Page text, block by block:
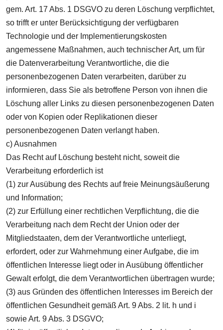
gem. Art. 17 Abs. 1 DSGVO zu deren Löschung verpflichtet,
so trifft er unter Berücksichtigung der verfügbaren
Technologie und der Implementierungskosten
angemessene Maßnahmen, auch technischer Art, um für
die Datenverarbeitung Verantwortliche, die die
personenbezogenen Daten verarbeiten, darüber zu
informieren, dass Sie als betroffene Person von ihnen die
Löschung aller Links zu diesen personenbezogenen Daten
oder von Kopien oder Replikationen dieser
personenbezogenen Daten verlangt haben.
c) Ausnahmen
Das Recht auf Löschung besteht nicht, soweit die
Verarbeitung erforderlich ist
(1) zur Ausübung des Rechts auf freie Meinungsäußerung
und Information;
(2) zur Erfüllung einer rechtlichen Verpflichtung, die die
Verarbeitung nach dem Recht der Union oder der
Mitgliedstaaten, dem der Verantwortliche unterliegt,
erfordert, oder zur Wahrnehmung einer Aufgabe, die im
öffentlichen Interesse liegt oder in Ausübung öffentlicher
Gewalt erfolgt, die dem Verantwortlichen übertragen wurde;
(3) aus Gründen des öffentlichen Interesses im Bereich der
öffentlichen Gesundheit gemäß Art. 9 Abs. 2 lit. h und i
sowie Art. 9 Abs. 3 DSGVO;